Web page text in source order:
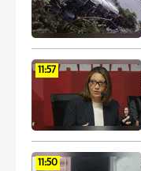
11:57
11:50